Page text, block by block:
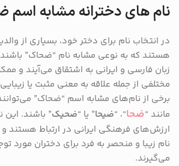
نام های دخترانه مشابه
در انتخاب نام برای دختر خود، بسیاری از
هستند که به نوعی مشابه نام “ضحاک” باشند.
زبان فارسی و ایرانی به اشتقاق می‌آیند و
مختلفی از جمله علاقه به معنی مثبت یا
برخی از نام‌های مشابه اسم “ضحاک”
مانند “ضحا“، “ضیحا” یا “ضحیک” باشند. این
ارزش‌های فرهنگی ایرانی در ارتباط هستند
نام زیبا و منحصر به فرد برای دختران مورد
می‌گیرند.